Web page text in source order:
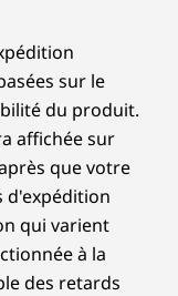
sur le
du produit.
affichée sur
que votre
d'expédition
qui varient
à la
des retards